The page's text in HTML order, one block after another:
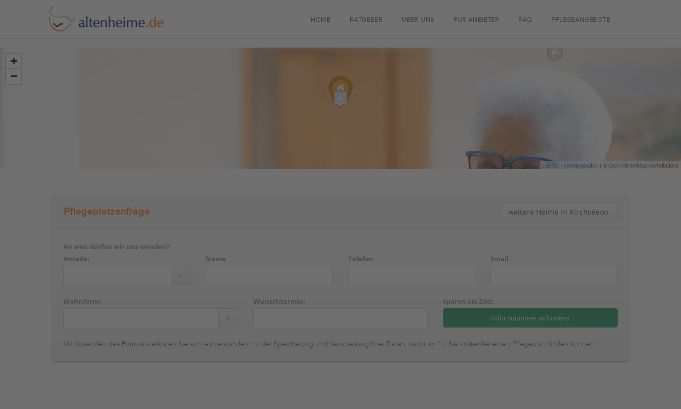
HOME RATGEBER ÜBER UNS FÜR ANBIETER FAQ PFLEGEANGEBOTE
+
−
Leaflet | meetingswitch | ©OpenStreetMapcontributors
Pflegeplatzanfrage weitere Heime in Kirchseeon
An wen dürfen wir uns wenden?
Anrede:
Name Telefon Email
Wohnform: Wunschtermin: Sparen Sie Zeit:
Mit Absenden des Fomulars erklären Sie sich einverstanden mit der Speicherung und Verarbeitung Ihrer Daten, damit wir für Sie kostenfrei einen Pflegeplatz finden können.